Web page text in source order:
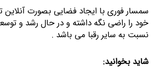
سمسار فوری با ایجاد فضایی بصورت آنلاین
خود را راضی نگه داشته و در حال رشد و
نسبت به سایر رقبا می باشد .
شاید بخوانید: